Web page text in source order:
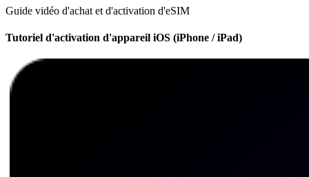
Guide vidéo d'achat et d'activation d'eSIM
Tutoriel d'activation d'appareil iOS (iPhone / iPad)